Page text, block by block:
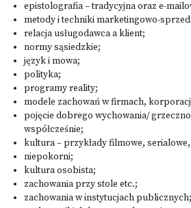
epistolografia – tradycyjna oraz e-
metody i techniki marketingowo-
relacja usługodawca a klient;
normy sąsiedzkie;
język i mowa;
polityka;
programy reality;
modele zachowań w firmach,
pojęcie dobrego wychowania/
współcześnie;
kultura – przykłady filmowe,
niepokorni;
kultura osobista;
zachowania przy stole etc.;
zachowania w instytucjach publicznych;